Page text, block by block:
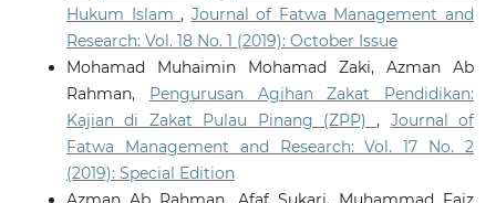
Hukum Islam, Journal of Fatwa Management and
Research: Vol. 18 No. 1 (2019): October Issue
Mohamad Muhaimin Mohamad Zaki, Azman Ab
Rahman, Pengurusan Agihan Zakat Pendidikan:
Kajian di Zakat Pulau Pinang (ZPP), Journal of
Fatwa Management and Research: Vol. 17 No. 2
(2019): Special Edition